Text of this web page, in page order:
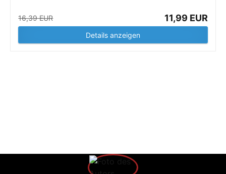
16,39 EUR 11,99 EUR
Details anzeigen